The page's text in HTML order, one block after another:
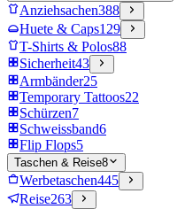
Anziehsachen388
Huete & Caps129
T-Shirts & Polos88
Sicherheit43
Armbänder25
Temporary Tattoos22
Schürzen7
Schweissband6
Flip Flops5
Taschen & Reise8
Werbetaschen445
Reise263